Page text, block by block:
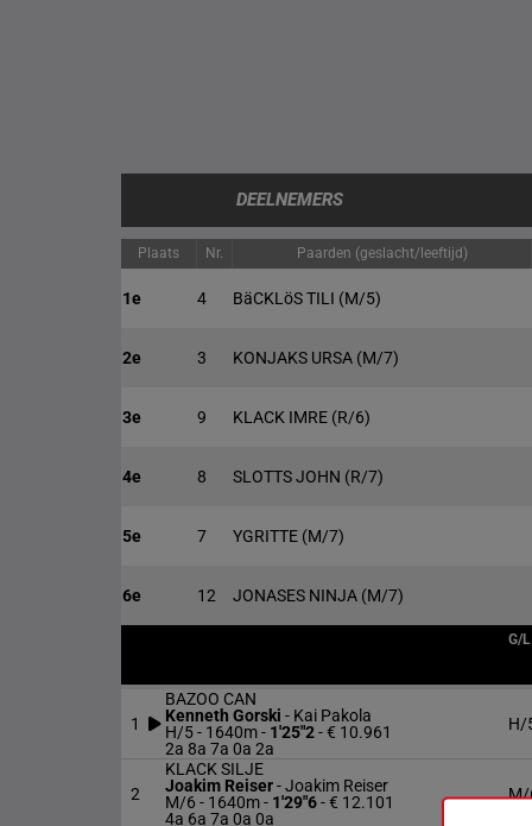
DEELNEMERS
Plaats Nr. Paarden (geslacht/leeftijd)
1e 4 BäCKLöS TILI (M/5)
2e 3 KONJAKS URSA (M/7)
3e 9 KLACK IMRE (R/6)
4e 8 SLOTTS JOHN (R/7)
5e 7 YGRITTE (M/7)
6e 12 JONASES NINJA (M/7)
G/L
1
BAZOO CAN
Kenneth Gorski - Kai Pakola
H/5 - 1640m- 1'25"2- € 10.961
2a 8a 7a 0a 2a
H/
2
KLACK SILJE
Joakim Reiser-Joakim Reiser
M/6 - 1640m- 1'29"6- € 12.101
4a 6a 7a 0a 0a
M/